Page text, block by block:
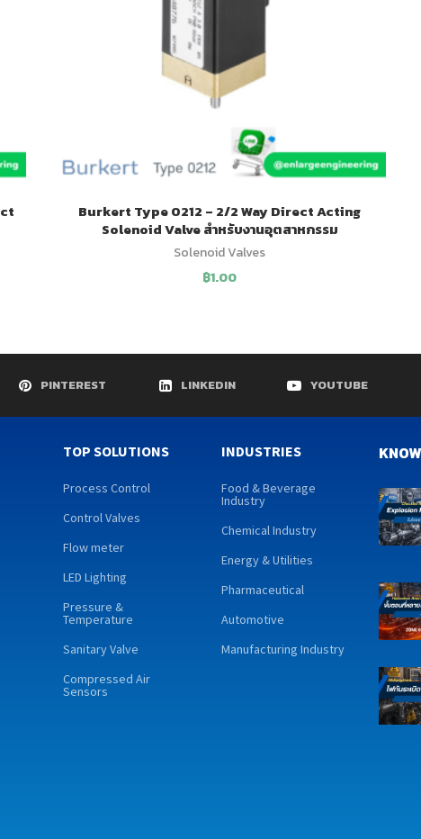
Burkert Type 0212 – 2/2 Way Direct Acting
Solenoid Valve สำหรับงานอุตสาหกรรม
Solenoid Valves
฿1.00
PINTEREST LINKEDIN YOUTUBE
TOP SOLUTIONS
Process Control
Control Valves
Flow meter
LED Lighting
Pressure &
Temperature
Sanitary Valve
Compressed Air
Sensors
INDUSTRIES
Food & Beverage
Industry
Chemical Industry
Energy & Utilities
Pharmaceutical
Automotive
Manufacturing Industry